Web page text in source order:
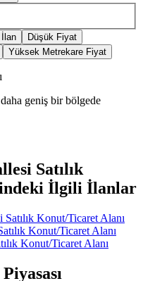
Düşük Fiyat
Yüksek Metrekare Fiyat
geniş bir bölgede
Satılık
İlgili İlanlar
Konut/Ticaret Alanı
Konut/Ticaret Alanı
Konut/Ticaret Alanı